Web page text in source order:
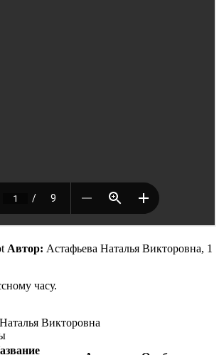
Автор: Астафьева Наталья Викторовна, 1
часу.
Викторовна